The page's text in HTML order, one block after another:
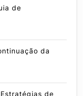
de
da
de